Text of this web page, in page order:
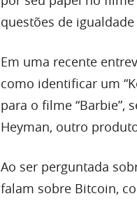
questões de
Em uma recente
como identificar um
para o filme “Barbie”,
Heyman, outro
Ao ser perguntada
falam sobre Bitcoin,